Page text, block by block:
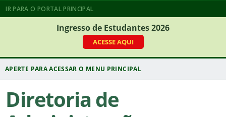
IR PARA O PORTAL PRINCIPAL
Ingresso de Estudantes 2026
ACESSE AQUI
Diretoria de